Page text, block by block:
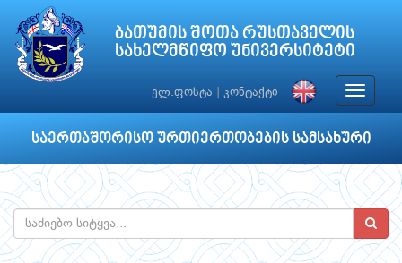
ბათუმის შოთა რუსთაველის
სახელმწიფო უნივერსიტეტი
ელ.ფოსტა კონტაქტი
Toggle
საერთაშორისო ურთიერთობების სამსახური